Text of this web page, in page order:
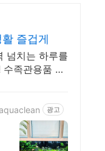
즐겁게
넘치는 하루를
족관용품 쿠
광고